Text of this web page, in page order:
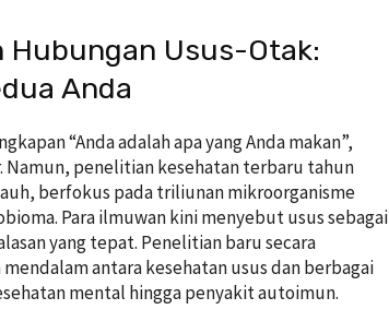
Hubungan Usus-Otak:
Anda
“Anda adalah apa yang Anda makan”,
Namun, penelitian kesehatan terbaru tahun
berfokus pada triliunan mikroorganisme
Para ilmuwan kini menyebut usus sebagai
yang tepat. Penelitian baru secara
antara kesehatan usus dan berbagai
mental hingga penyakit autoimun.